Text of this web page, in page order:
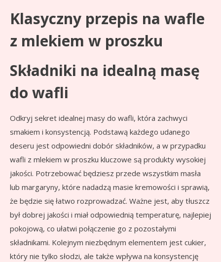
Klasyczny przepis na wafle
z mlekiem w proszku
Składniki na idealną masę
do wafli
Odkryj sekret idealnej masy do wafli, która zachwyci
smakiem i konsystencją. Podstawą każdego udanego
deseru jest odpowiedni dobór składników, a w przypadku
wafli z mlekiem w proszku kluczowe są produkty wysokiej
jakości. Potrzebować będziesz przede wszystkim masła
lub margaryny, które nadadzą masie kremowości i sprawią,
że będzie się łatwo rozprowadzać. Ważne jest, aby tłuszcz
był dobrej jakości i miał odpowiednią temperaturę, najlepiej
pokojową, co ułatwi połączenie go z pozostałymi
składnikami. Kolejnym niezbędnym elementem jest cukier,
który nie tylko słodzi, ale także wpływa na konsystencję